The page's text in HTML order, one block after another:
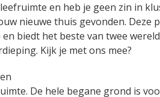
en heb je geen zin in
nieuwe thuis gevonden. Deze
biedt het beste van twee
Kijk je met ons mee?
De hele begane grond is